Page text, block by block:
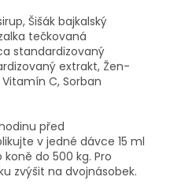
Šišák bajkalský
tečkovaná
standardizovaný
extrakt, Žen-
C, Sorban
před
v jedné dávce 15 ml
do 500 kg. Pro
zvýšit na dvojnásobek.